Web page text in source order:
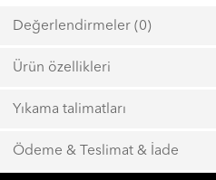
Değerlendirmeler (0)
Ürün özellikleri
Yıkama talimatları
Maks. 40ºC sıcaklıkta kısa zamanlı
Çamaşır suyu kullanmayın.
Ödeme & Teslimat & İade